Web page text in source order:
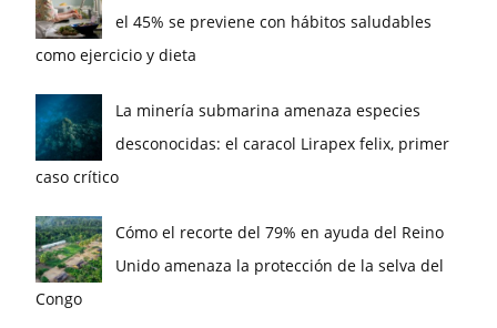
el 45% se previene con hábitos saludables
como ejercicio y dieta
La minería submarina amenaza especies
desconocidas: el caracol Lirapex felix, primer
caso crítico
Cómo el recorte del 79% en ayuda del Reino
Unido amenaza la protección de la selva del
Congo